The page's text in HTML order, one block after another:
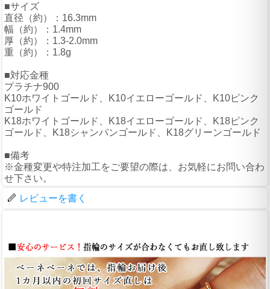
■サイズ
直径（約）：16.3mm
幅（約）：1.4mm
厚（約）：1.3-2.0mm
重（約）：1.8g
■対応金種
プラチナ900
K10ホワイトゴールド、K10イエローゴールド、K10ピンク
ゴールド
K18ホワイトゴールド、K18イエローゴールド、K18ピンク
ゴールド、K18シャンパンゴールド、K18グリーンゴールド
■備考
※金種変更や特注加工をご要望の際は、お気軽にお問い合わ
せ下さい。
レビューを書く